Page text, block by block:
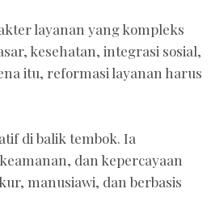
layanan yang kompleks
kesehatan, integrasi sosial,
itu, reformasi layanan harus
di balik tembok. Ia
dan kepercayaan
manusiawi, dan berbasis